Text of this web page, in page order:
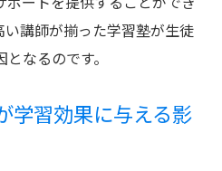
い講師が揃った学習塾が生徒
なるのです。
学習効果に与える影